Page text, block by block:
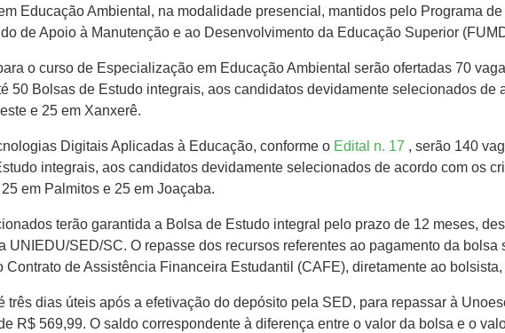
Educação Ambiental, na modalidade presencial, mantidos pelo Programa
de Apoio à Manutenção e ao Desenvolvimento da Educação Superior
o curso de Especialização em Educação Ambiental serão ofertadas 70
50 Bolsas de Estudo integrais, aos candidatos devidamente selecionados de
e 25 em Xanxerê.
Digitais Aplicadas à Educação, conforme o Edital n. 17 , serão 140
integrais, aos candidatos devidamente selecionados de acordo com os
em Palmitos e 25 em Joaçaba.
terão garantida a Bolsa de Estudo integral pelo prazo de 12 meses,
UNIEDU/SED/SC. O repasse dos recursos referentes ao pagamento da
Contrato de Assistência Financeira Estudantil (CAFE), diretamente ao
três dias úteis após a efetivação do depósito pela SED, para repassar à
R$ 569,99. O saldo correspondente à diferença entre o valor da bolsa e o